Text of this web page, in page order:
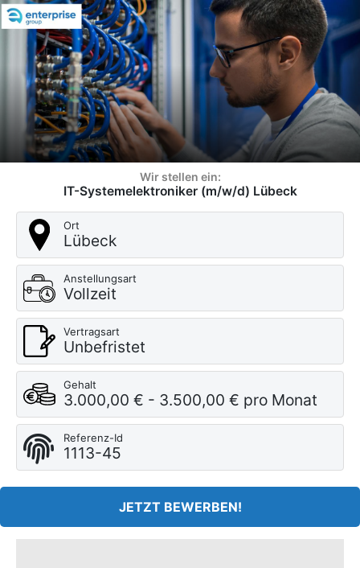
Wir stellen ein:
IT-Systemelektroniker (m/w/d) Lübeck
Ort
Lübeck
Anstellungsart
Vollzeit
Vertragsart
Unbefristet
Gehalt
3.000,00 € - 3.500,00 € pro Monat
Referenz-Id
1113-45
JETZT BEWERBEN!